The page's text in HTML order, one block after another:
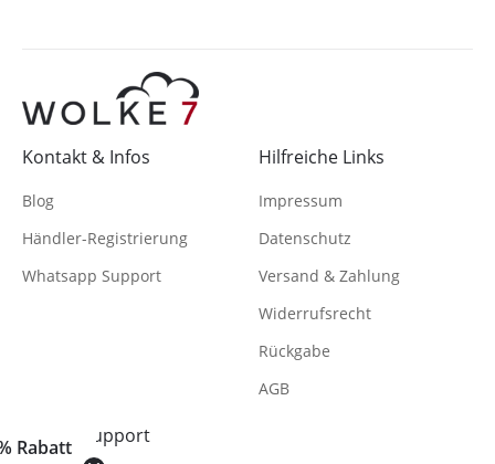
Rabatt
Hilfe & Support
Kontakt & Infos
Blog
Händler-Registrierung
Whatsapp Support
Hilfreiche Links
Impressum
Datenschutz
Versand & Zahlung
Widerrufsrecht
Rückgabe
AGB